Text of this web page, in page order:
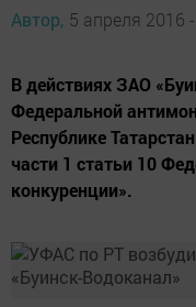
Автор, 5 апреля 2016
В действиях ЗАО
Федеральной
Республике
части 1 статьи 10
конкуренции».